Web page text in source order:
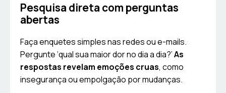
Pesquisa direta com perguntas
abertas
Faça enquetes simples nas redes ou e-mails.
Pergunte ‘qual sua maior dor no dia a dia?’As
respostas revelam emoções cruas, como
insegurança ou empolgação por mudanças.